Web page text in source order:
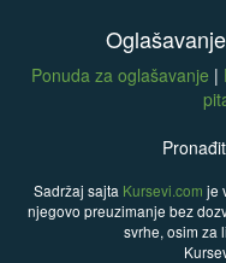
Ponuda za oglašavanje |
Sadržaj sajta Kursevi.com je
njegovo preuzimanje bez
svrhe, osim za